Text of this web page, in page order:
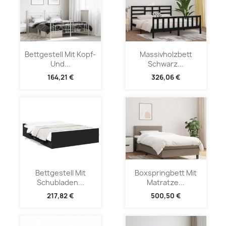
Bettgestell Mit Kopf-
Und...
164,21 €
Massivholzbett
Schwarz...
326,06 €
Bettgestell Mit
Schubladen...
217,82 €
Boxspringbett Mit
Matratze...
500,50 €